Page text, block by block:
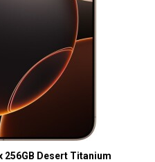
256GB Desert Titanium